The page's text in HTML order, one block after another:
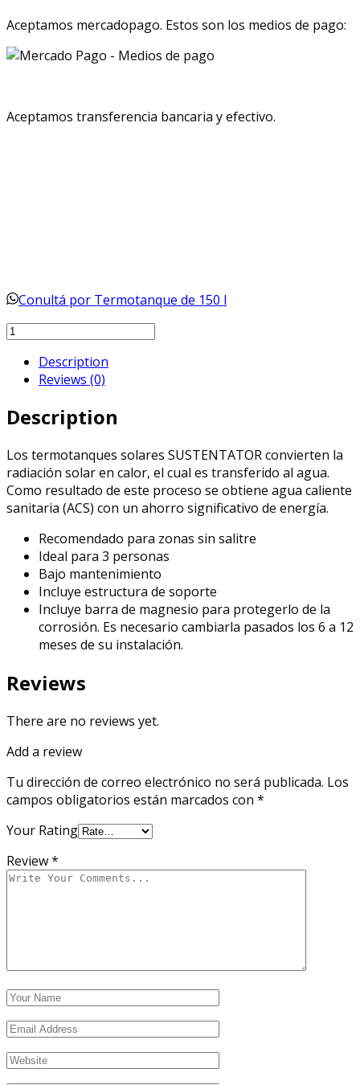
Aceptamos mercadopago. Estos son los medios de pago:
Aceptamos transferencia bancaria y efectivo.
Conultá por Termotanque de 150 l
Termotanque
150
Description
Reviews (0)
Description
Los termotanques solares SUSTENTATOR convierten la
radiación solar en calor, el cual es transferido al agua.
Como resultado de este proceso se obtiene agua caliente
sanitaria (ACS) con un ahorro significativo de energía.
Recomendado para zonas sin salitre
Ideal para 3 personas
Bajo mantenimiento
Incluye estructura de soporte
Incluye barra de magnesio para protegerlo de la
corrosión. Es necesario cambiarla pasados los 6 a 12
meses de su instalación.
Reviews
There are no reviews yet.
Add a review
Tu dirección de correo electrónico no será publicada. Los
campos obligatorios están marcados con *
Your Rating
Review*